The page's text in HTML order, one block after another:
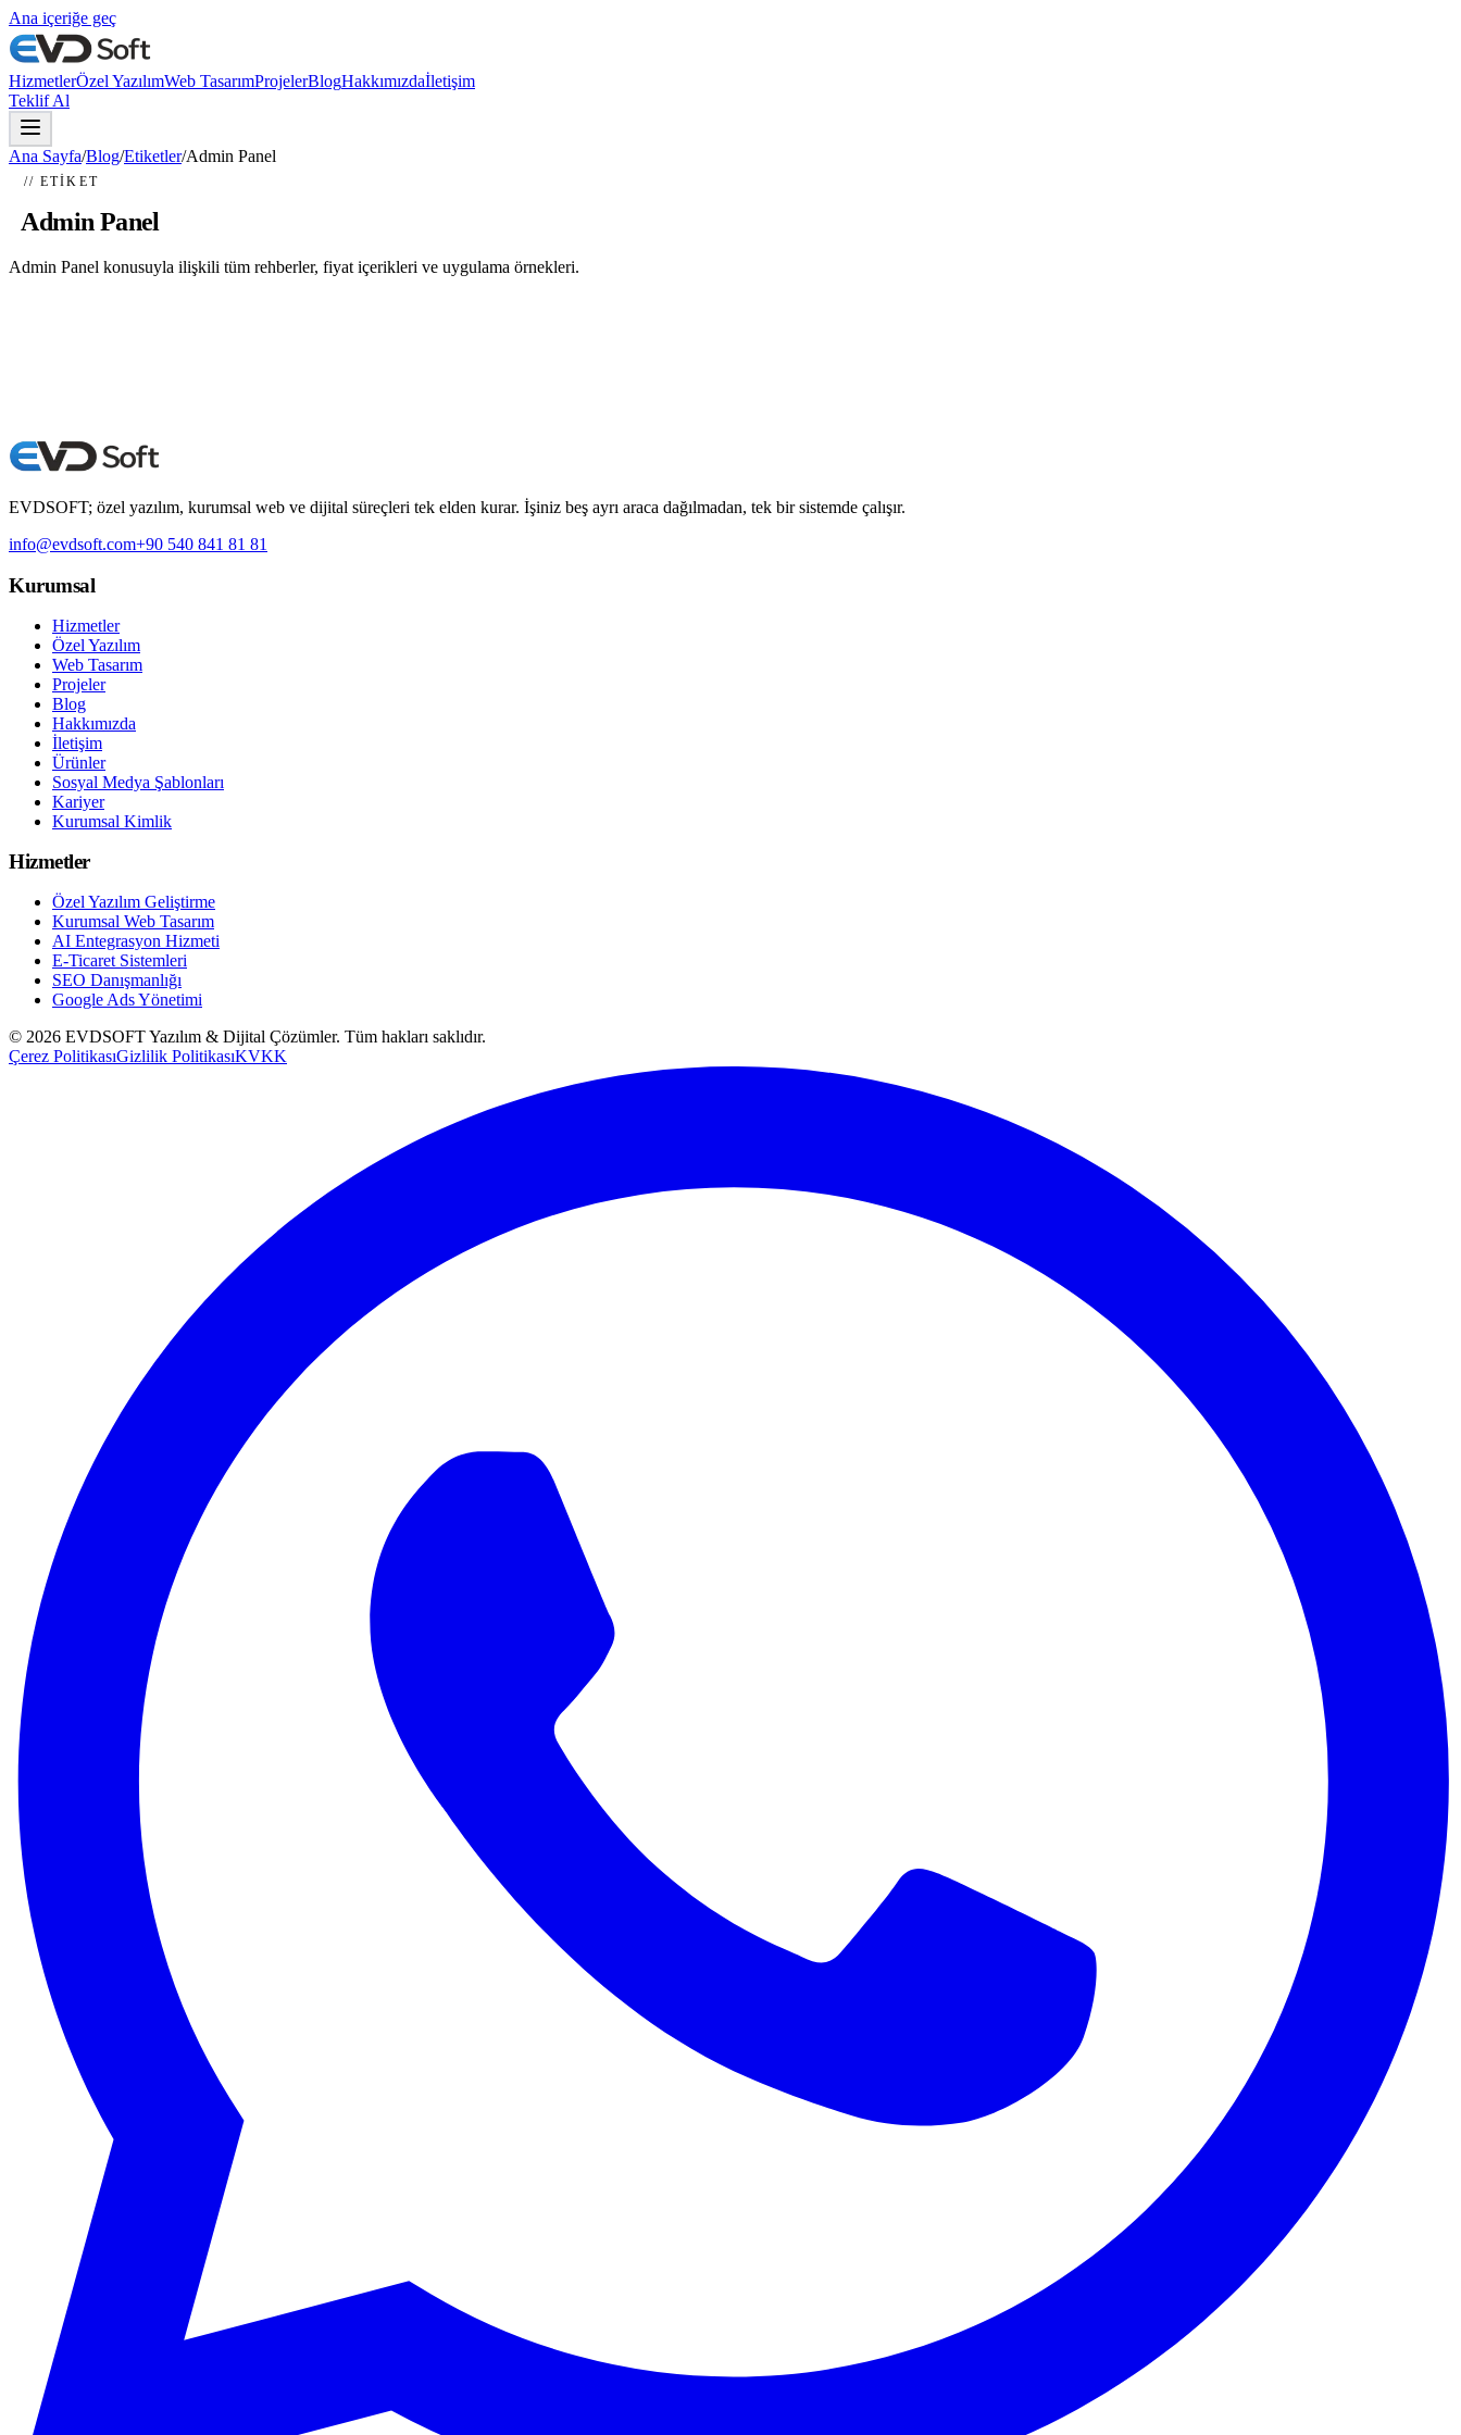
Ana içeriğe geç
HizmetlerÖzel YazılımWeb TasarımProjelerBlogHakkımızdaİletişim
Teklif Al
Ana Sayfa/Blog/Etiketler/Admin Panel
// ETIKET
#Admin Panel
Admin Panel konusuyla ilişkili tüm rehberler, fiyat içerikleri ve uygulama örnekleri.
12 Haziran 2026
EVDSOFT; özel yazılım, kurumsal web ve dijital süreçleri tek elden kurar. İşiniz beş ayrı araca dağılmadan, tek bir sistemde çalışır.
info@evdsoft.com+90 540 841 81 81
Kurumsal
Hizmetler
Özel Yazılım
Web Tasarım
Projeler
Blog
Hakkımızda
İletişim
Ürünler
Sosyal Medya Şablonları
Kariyer
Kurumsal Kimlik
Hizmetler
Özel Yazılım Geliştirme
Kurumsal Web Tasarım
AI Entegrasyon Hizmeti
E-Ticaret Sistemleri
SEO Danışmanlığı
Google Ads Yönetimi
© 2026 EVDSOFT Yazılım & Dijital Çözümler. Tüm hakları saklıdır.
Çerez PolitikasıGizlilik PolitikasıKVKK